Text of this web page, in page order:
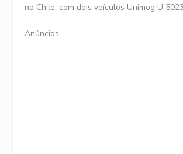
no Chile, com dois veículos Unimog U
Anúncios